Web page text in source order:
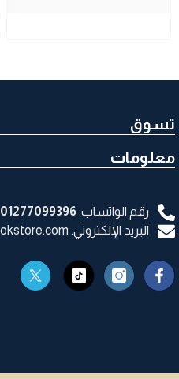
تسوق
معلومات
رقم الواتساب:01277099396
البريد الإلكتروني: info@egybookstore.com